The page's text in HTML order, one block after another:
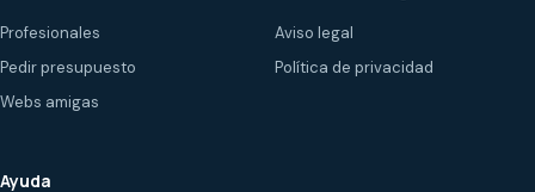
Profesionales
Pedir presupuesto
Webs amigas
Aviso legal
Política de privacidad
Ayuda